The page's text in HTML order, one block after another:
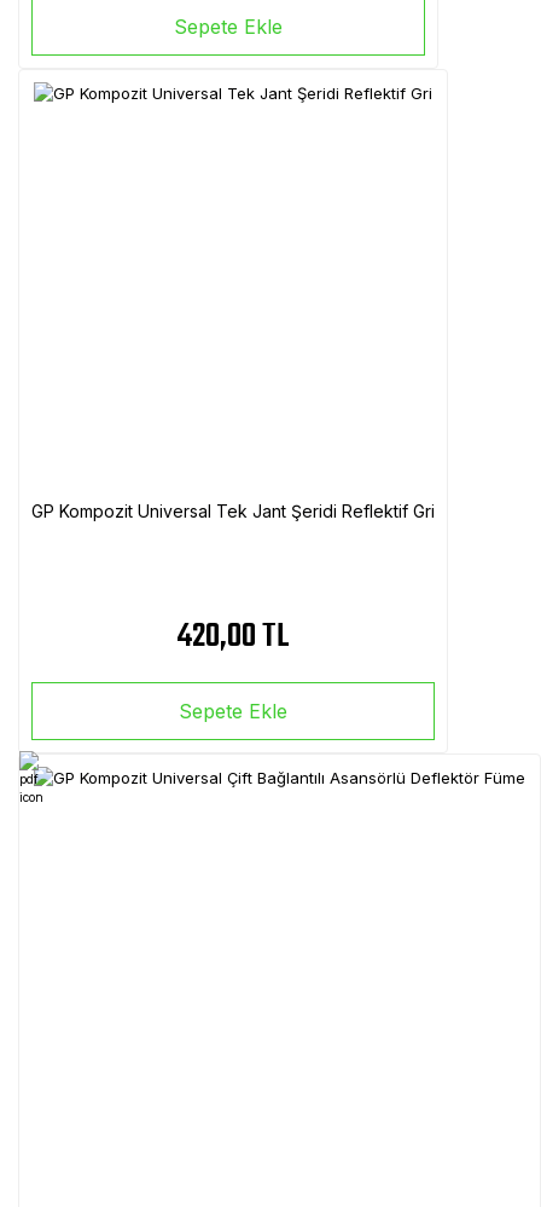
Sepete Ekle
GP Kompozit Universal Tek Jant Şeridi Reflektif Gri
420,00 TL
Sepete Ekle